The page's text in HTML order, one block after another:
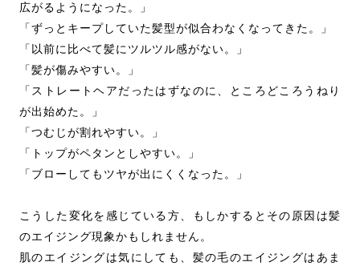
広がるようになった。」
「ずっとキープしていた髪型が似合わなくなってきた。」
「以前に比べて髪にツルツル感がない。」
「髪が傷みやすい。」
「ストレートヘアだったはずなのに、ところどころうねり
が出始めた。」
「つむじが割れやすい。」
「トップがペタンとしやすい。」
「ブローしてもツヤが出にくくなった。」
こうした変化を感じている方、もしかするとその原因は髪
のエイジング現象かもしれません。
肌のエイジングは気にしても、髪の毛のエイジングはあま